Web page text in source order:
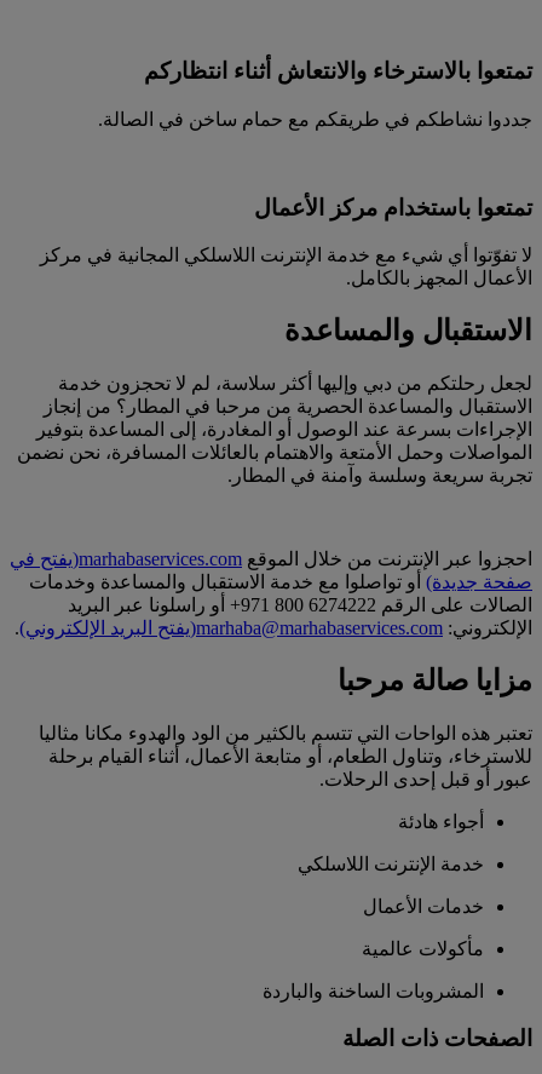
تمتعوا بالاسترخاء والانتعاش أثناء انتظاركم
جددوا نشاطكم في طريقكم مع حمام ساخن في الصالة.
تمتعوا باستخدام مركز الأعمال
لا تفوّتوا أي شيء مع خدمة الإنترنت اللاسلكي المجانية في مركز
الأعمال المجهز بالكامل.
الاستقبال والمساعدة
لجعل رحلتكم من دبي وإليها أكثر سلاسة، لم لا تحجزون خدمة
الاستقبال والمساعدة الحصرية من مرحبا في المطار؟ من إنجاز
الإجراءات بسرعة عند الوصول أو المغادرة، إلى المساعدة بتوفير
المواصلات وحمل الأمتعة والاهتمام بالعائلات المسافرة، نحن نضمن
تجربة سريعة وسلسة وآمنة في المطار.
احجزوا عبر الإنترنت من خلال الموقع marhabaservices.com(يفتح في
صفحة جديدة) أو تواصلوا مع خدمة الاستقبال والمساعدة وخدمات
الصالات على الرقم 6274222 800 971+ أو راسلونا عبر البريد
الإلكتروني: marhaba@marhabaservices.com(يفتح البريد الإلكتروني).
مزايا صالة مرحبا
تعتبر هذه الواحات التي تتسم بالكثير من الود والهدوء مكانا مثاليا
للاسترخاء، وتناول الطعام، أو متابعة الأعمال، أثناء القيام برحلة
عبور أو قبل إحدى الرحلات.
أجواء هادئة
خدمة الإنترنت اللاسلكي
خدمات الأعمال
مأكولات عالمية
المشروبات الساخنة والباردة
الصفحات ذات الصلة